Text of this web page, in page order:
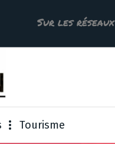
Sur les réseaux
Tourisme